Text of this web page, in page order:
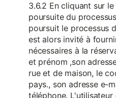
3.6.2 En cliquant sur
poursuite du
poursuit le processus
est alors invité à
nécessaires à la
et prénom ,son
rue et de maison, le
pays., son adresse e-
téléphone.